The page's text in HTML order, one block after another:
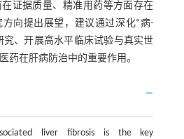
证据质量、精准用药等方面存在
向提出展望，建议通过深化“病-
究、开展高水平临床试验与真实世
药在肝病防治中的重要作用。
liver fibrosis is the key